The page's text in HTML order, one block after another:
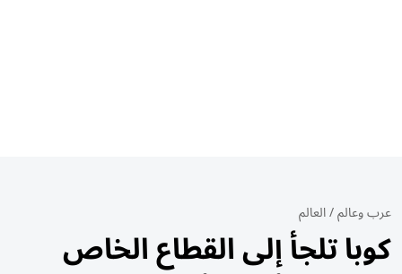
عرب وعالم/العالم
كوبا تلجأ إلى القطاع الخاص